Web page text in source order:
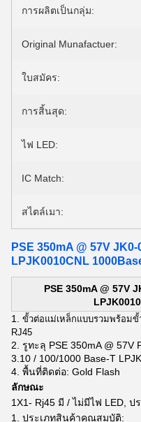
การผลิตเป็นกลุ่ม:
Original Munafactuer:
ใบสมัคร:
การสิ้นสุด:
ไฟ LED:
IC Match:
สไตล์เมา:
PSE 350mA @ 57V
LPJK0010CNL
PSE 350mA @ 57V
1. ขั้วต่อแม่เหล็กแบบรวมพร้อมขั้
RJ45
2. รูทะลุ PSE 350mA @ 57V
3.10 / 100/1000 Base-T
4. พื้นที่ติดต่อ: Gold Flash
ลักษณะ
1X1- Rj45 มี / ไม่มีไฟ LED, ป
1. ประเภทสินค้าคุณสมบัติ: